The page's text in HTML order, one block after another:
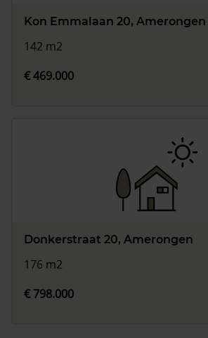
Kon Emmalaan 20, Amerongen
142 m2
€ 469.000
Donkerstraat 20, Amerongen
176 m2
€ 798.000